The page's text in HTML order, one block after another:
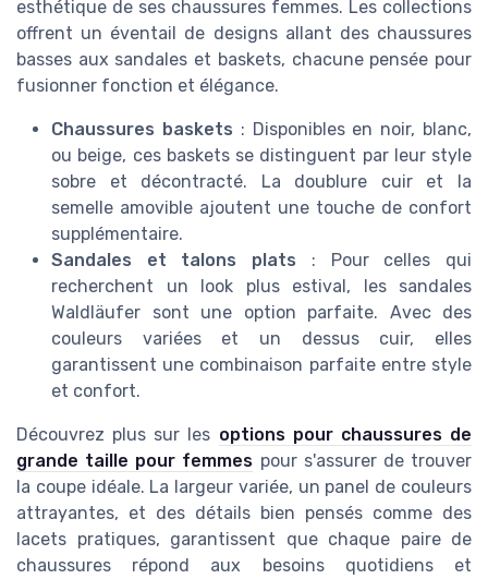
esthétique de ses chaussures femmes. Les collections
offrent un éventail de designs allant des chaussures
basses aux sandales et baskets, chacune pensée pour
fusionner fonction et élégance.
Chaussures baskets : Disponibles en noir, blanc,
ou beige, ces baskets se distinguent par leur style
sobre et décontracté. La doublure cuir et la
semelle amovible ajoutent une touche de confort
supplémentaire.
Sandales et talons plats : Pour celles qui
recherchent un look plus estival, les sandales
Waldläufer sont une option parfaite. Avec des
couleurs variées et un dessus cuir, elles
garantissent une combinaison parfaite entre style
et confort.
Découvrez plus sur les options pour chaussures de
grande taille pour femmes pour s'assurer de trouver
la coupe idéale. La largeur variée, un panel de couleurs
attrayantes, et des détails bien pensés comme des
lacets pratiques, garantissent que chaque paire de
chaussures répond aux besoins quotidiens et